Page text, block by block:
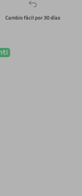
Cambio fácil por 30 días